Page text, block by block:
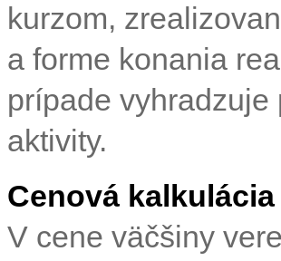
kurzom,
a forme konania
prípade
aktivity.
Cenová
V cene väčšiny